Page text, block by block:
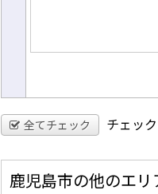
全てチェック チェッ
鹿児島市の他のエリ